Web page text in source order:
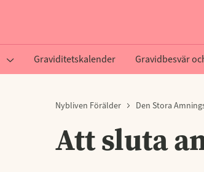
Graviditetskalender Gravidbesvär
Nybliven Förälder Den Stora
Att sluta